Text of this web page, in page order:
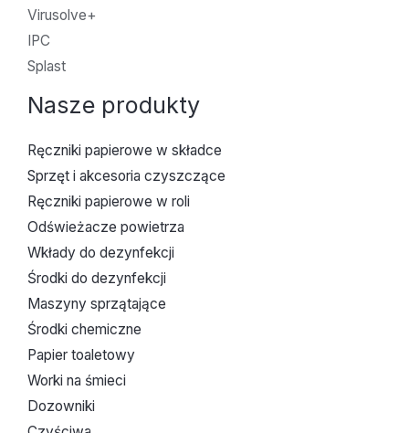
Virusolve+
IPC
Splast
Nasze produkty
Ręczniki papierowe w składce
Sprzęt i akcesoria czyszczące
Ręczniki papierowe w roli
Odświeżacze powietrza
Wkłady do dezynfekcji
Środki do dezynfekcji
Maszyny sprzątające
Środki chemiczne
Papier toaletowy
Worki na śmieci
Dozowniki